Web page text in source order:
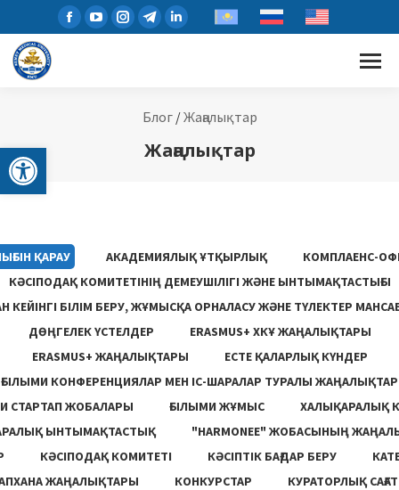
Open toolbar
Блог/Жаңалықтар
Жаңалықтар
ҚАРАУ АКАДЕМИЯЛЫҚ ҰТҚЫРЛЫҚ
КОМПЛАЕНС-
КӘСІПОДАҚ КОМИТЕТІНІҢ ДЕМЕУШІЛІГІ ЖӘНЕ ЫНТЫМАҚТАСТЫҒЫ
КЕЙІНГІ БІЛІМ БЕРУ, ЖҰМЫСҚА ОРНАЛАСУ ЖƏНЕ ТҮЛЕКТЕР
ДӨҢГЕЛЕК ҮСТЕЛДЕР
ERASMUS+ ХКҰ ЖАҢАЛЫҚТАРЫ
ERASMUS+ ЖАҢАЛЫҚТАРЫ
ЕСТЕ ҚАЛАРЛЫҚ КҮНДЕР
ҒЫЛЫМИ КОНФЕРЕНЦИЯЛАР МЕН ІС-ШАРАЛАР ТУРАЛЫ ЖАҢАЛЫҚТАР
СТАРТАП ЖОБАЛАРЫ
ҒЫЛЫМИ ЖҰМЫС
ХАЛЫҚАРАЛЫҚ
ЫНТЫМАҚТАСТЫҚ
"HARMONEE" ЖОБАСЫНЫҢ
КӘСІПОДАҚ КОМИТЕТІ КӘСІПТІК БАҒДАР БЕРУ
ЖАҢАЛЫҚТАРЫ
КОНКУРСТАР
КУРАТОРЛЫҚ